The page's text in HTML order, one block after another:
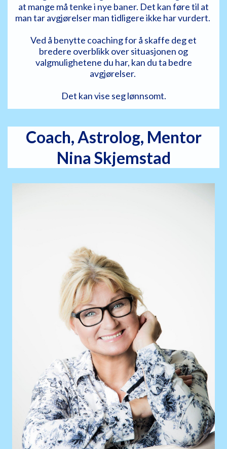
at mange må tenke i nye baner. Det kan føre til at
man tar avgjørelser man tidligere ikke har vurdert.
Ved å benytte coaching for å skaffe deg et
bredere overblikk over situasjonen og
valgmulighetene du har, kan du ta bedre
avgjørelser.
Det kan vise seg lønnsomt.
Coach, Astrolog, Mentor
Nina Skjemstad